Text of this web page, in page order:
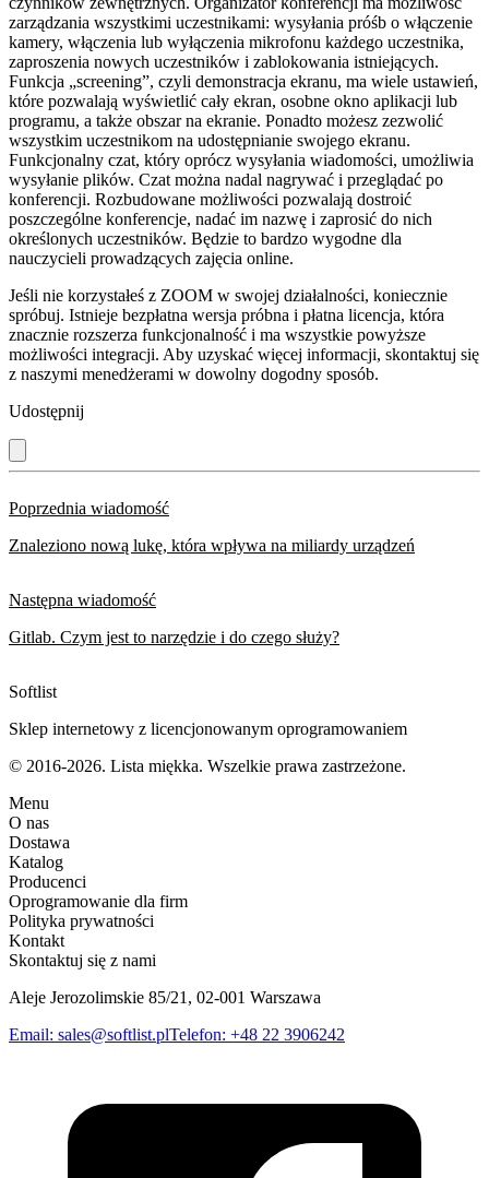
zarządzania wszystkimi uczestnikami: wysyłania próśb o włączenie
kamery, włączenia lub wyłączenia mikrofonu każdego uczestnika,
zaproszenia nowych uczestników i zablokowania istniejących.
Funkcja „screening”, czyli demonstracja ekranu, ma wiele ustawień,
które pozwalają wyświetlić cały ekran, osobne okno aplikacji lub
programu, a także obszar na ekranie. Ponadto możesz zezwolić
wszystkim uczestnikom na udostępnianie swojego ekranu.
Funkcjonalny czat, który oprócz wysyłania wiadomości, umożliwia
wysyłanie plików. Czat można nadal nagrywać i przeglądać po
konferencji. Rozbudowane możliwości pozwalają dostroić
poszczególne konferencje, nadać im nazwę i zaprosić do nich
określonych uczestników. Będzie to bardzo wygodne dla
nauczycieli prowadzących zajęcia online.
Jeśli nie korzystałeś z ZOOM w swojej działalności, koniecznie
spróbuj. Istnieje bezpłatna wersja próbna i płatna licencja, która
znacznie rozszerza funkcjonalność i ma wszystkie powyższe
możliwości integracji. Aby uzyskać więcej informacji, skontaktuj się
z naszymi menedżerami w dowolny dogodny sposób.
Udostępnij
Poprzednia wiadomość
Znaleziono nową lukę, która wpływa na miliardy urządzeń
Następna wiadomość
Gitlab. Czym jest to narzędzie i do czego służy?
Softlist
Sklep internetowy z licencjonowanym oprogramowaniem
© 2016-2026. Lista miękka. Wszelkie prawa zastrzeżone.
Menu
O nas
Dostawa
Katalog
Producenci
Oprogramowanie dla firm
Polityka prywatności
Kontakt
Skontaktuj się z nami
Aleje Jerozolimskie 85/21, 02-001 Warszawa
Email: sales@softlist.plTelefon: +48 22 3906242